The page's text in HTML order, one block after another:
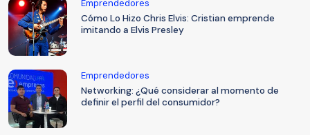
Emprendedores
Cómo Lo Hizo Chris Elvis: Cristian emprende
imitando a Elvis Presley
Emprendedores
Networking: ¿Qué considerar al momento de
definir el perfil del consumidor?